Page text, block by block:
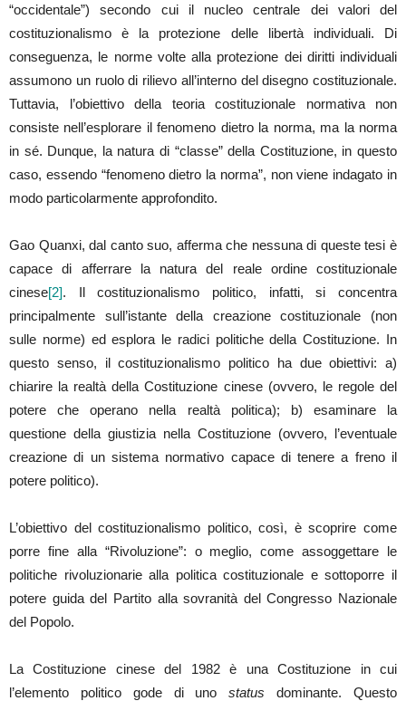
“occidentale”) secondo cui il nucleo centrale dei valori del
costituzionalismo è la protezione delle libertà individuali. Di
conseguenza, le norme volte alla protezione dei diritti individuali
assumono un ruolo di rilievo all’interno del disegno costituzionale.
Tuttavia, l’obiettivo della teoria costituzionale normativa non
consiste nell’esplorare il fenomeno dietro la norma, ma la norma
in sé. Dunque, la natura di “classe” della Costituzione, in questo
caso, essendo “fenomeno dietro la norma”, non viene indagato in
modo particolarmente approfondito.
Gao Quanxi, dal canto suo, afferma che nessuna di queste tesi è
capace di afferrare la natura del reale ordine costituzionale
cinese[2]. Il costituzionalismo politico, infatti, si concentra
principalmente sull’istante della creazione costituzionale (non
sulle norme) ed esplora le radici politiche della Costituzione. In
questo senso, il costituzionalismo politico ha due obiettivi: a)
chiarire la realtà della Costituzione cinese (ovvero, le regole del
potere che operano nella realtà politica); b) esaminare la
questione della giustizia nella Costituzione (ovvero, l’eventuale
creazione di un sistema normativo capace di tenere a freno il
potere politico).
L’obiettivo del costituzionalismo politico, così, è scoprire come
porre fine alla “Rivoluzione”: o meglio, come assoggettare le
politiche rivoluzionarie alla politica costituzionale e sottoporre il
potere guida del Partito alla sovranità del Congresso Nazionale
del Popolo.
La Costituzione cinese del 1982 è una Costituzione in cui
l’elemento politico gode di unostatus dominante. Questo